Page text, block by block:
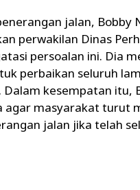
jalan, Bobby
perwakilan Dinas
persoalan ini. Dia
perbaikan seluruh
kesempatan itu,
agar masyarakat turut
jalan jika telah